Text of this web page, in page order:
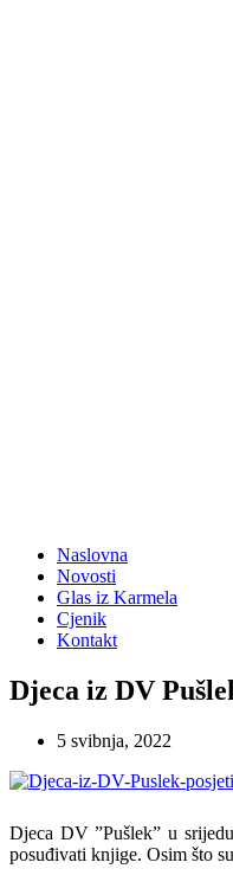
Naslovna
Novosti
Glas iz Karmela
Cjenik
Kontakt
Djeca iz DV
5 svibnja, 2022
Djeca DV ”Pušlek” u
posuđivati knjige. Osim što